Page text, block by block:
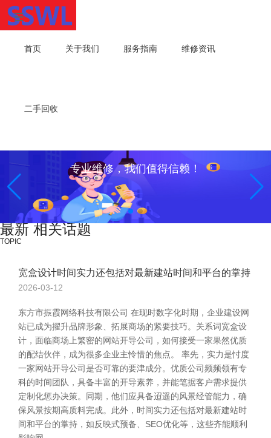
首页 关于我们 服务指南 维修资讯
二手回收
专业维修，我们值得信赖！
最新 相关话题
TOPIC
宽盒设计时间实力还包括对最新建站时间和平台的掌持
2026-03-12
东方市振霞网络科技有限公司 在现时数字化时期，企业建设网
站已成为擢升品牌形象、拓展商场的紧要技巧。关系词宽盒设
计，面临商场上繁密的网站开导公司，如何接受一家果然优质
的配结伙伴，成为很多企业主怜惜的焦点。 率先，实力是忖度
一家网站开导公司是否可靠的要津成分。优质公司频频领有专
科的时间团队，具备丰富的开导素养，并能笔据客户需求提供
定制化惩办决策。同期，他们应具备迢遥的风景经管能力，确
保风景按期高质料完成。此外，时间实力还包括对最新建站时
间和平台的掌持，如反映式预备、SEO优化等，这些齐能顺利